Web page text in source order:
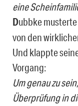
eine
Dubbke
von den
Und klappte
Vorgang:
Um genau zu
Überprüfung in